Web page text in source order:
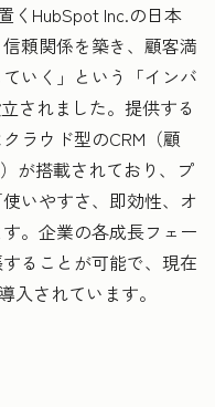
くHubSpot Inc.の日本
頼関係を築き、顧客満
いく」という「インバ
されました。提供する
ラウド型のCRM（顧
が搭載されており、プ
いやすさ、即効性、オ
。企業の各成長フェー
ることが可能で、現在
入されています。